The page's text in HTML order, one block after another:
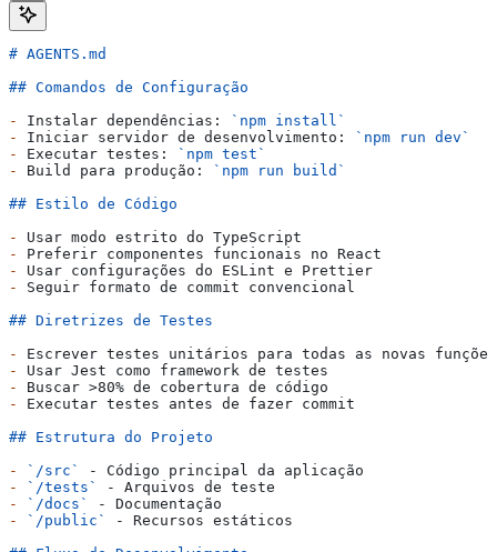
# AGENTS.md
## Comandos de Configuração
-
Instalar dependências:
`npm install`
-
Iniciar servidor de desenvolvimento:
`npm run dev`
-
Executar testes:
`npm test`
-
Build para produção:
`npm run build`
## Estilo de Código
-
Usar modo estrito do TypeScript
-
Preferir componentes funcionais no React
-
Usar configurações do ESLint e Prettier
-
Seguir formato de commit convencional
## Diretrizes de Testes
-
Escrever testes unitários para todas as novas funções
-
Usar Jest como framework de testes
-
Buscar >80% de cobertura de código
-
Executar testes antes de fazer commit
## Estrutura do Projeto
-
`/src`
- Código principal da aplicação
-
`/tests`
- Arquivos de teste
-
`/docs`
- Documentação
-
`/public`
- Recursos estáticos